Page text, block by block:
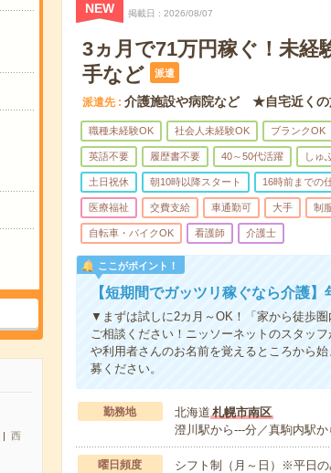
西
NEW 掲載日 2026/08/07
3ヵ月で71万円稼ぐ！未経
手など
派遣
派遣先 介護施設や病院など ★自宅近くの
職種未経験OK 社会人未経験OK ブランクOK
英語不要 履歴書不要 40～50代活躍 しゅ
土日祝休 朝10時以降スタート 16時前までの
医療福祉 交費支給 車通勤可 大手 制
自転車・バイクOK 看護師 介護士
ここがポイント！
【短期間でガッツリ稼ぐなら介護
▼まずは試しに2カ月～OK！「家から徒歩
ご相談ください！ニッソーネットのスタッ
や利用者さんのお名前を覚えるところから
募ください。
勤務地 北海道札幌市南区
澄川駅から---分／真駒内駅
曜日頻度 シフト制（月～日）※平日